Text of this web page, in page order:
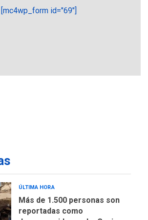
[mc4wp_form id="69"]
más económico que
de almacenamiento de agua
ÚLTIMA HORA
Más de 1.500 personas son
reportadas como